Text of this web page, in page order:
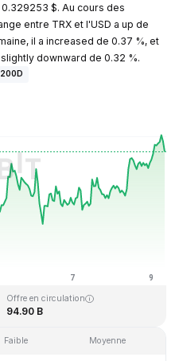
0.329253 $. Au cours des
entre TRX et l'USD a up de
il a increased de 0.37 %, et
downward de 0.32 %.
200D
Offre en circulation
94.90 B
Faible Moyenne